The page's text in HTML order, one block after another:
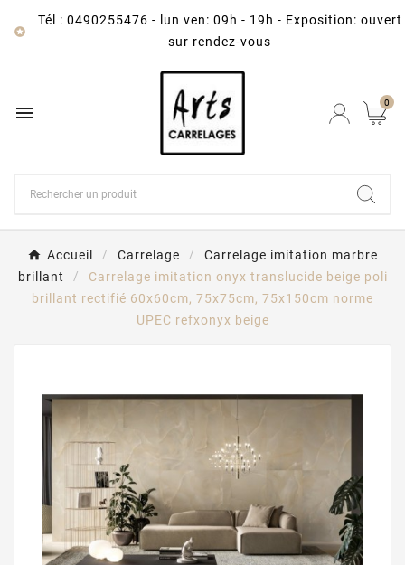

Tél : 0490255476 -
lun ven: 09h - 19h - Exposition: ouvert
sur rendez-vous
 0
Accueil Carrelage
Carrelage imitation marbre
brillant
Carrelage imitation onyx translucide beige poli
brillant rectifié 60x60cm, 75x75cm, 75x150cm norme
UPEC refxonyx beige